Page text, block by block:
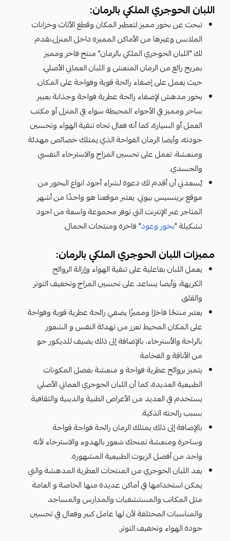
اللبان الحوجري الملكي بالرمان:
تبحث عن بخور مميز لتعطير المكان وقطع الأثاث وخزانات
الملابس وغيرها من الأماكن المميزة داخل المنزل،نقدم
لك "اللبان الحوجري الملكي بالرمان" منتج فاخر ومميز
بمزيج رائع من الرمان المنعش و اللبان العماني الأصلي،
حيث يعمل على إضفاء رائحة قوية وفواحة على المكان.
بخور مدهش لإضفاء رائحة عطرية فواحة وجذابة بعبير
ساحر ومميز في الأجواء المحيطة سواء في المنزل أو مكتب
العمل أو السيارة، كما أنه فعال تجاه تنقية الهواء وتحسين
جودته، وأيضا الرمان الفواحة الذي يمتلك خصائص مهدئة
ومنعشة، تعمل على تحسين المزاج والاسترخاء النفسي
والجسدي.
يُسعدني أن أقدم لك دعوة لشراء أجود انواع البخور من
موقع برينسيس بيوتي. يعتبر موقعنا هو واحدًا من أشهر
المتاجر عبر الإنترنت التي توفر مجموعة واسعة من اجود
تشكيلة "بخور وعود" فاخرة ومنتجات الجمال.
مميزات اللبان الحوجري الملكي بالرمان:
يعمل اللبان بفاعلية على تنقية الهواء وإزالة الروائح
الكريهة، وأيضا يساعد على تحسين المزاج وتخفيف التوتر
والقلق.
يعتبر منتجًا فاخرًا ومميزًا يضفي رائحة عطرية قوية وفواحة
على المكان المحيط تعزز من تهدئة النفس و الشعور
بالراحة والأسترخاء، بالإضافة إلى ذلك يضيف للديكور جو
من الأناقة و الفخامة
يتميز بروائح عطرية فواحة و منعشة بفضل المكونات
الطبيعية العديدة، كما أن اللبان الحوجري العماني الأصلي
يستخدم في العديد من الأغراض الطبية والدينية والثقافية
بسبب رائحته الذكية.
بالإضافة إلى ذلك يمتلك الرمان رائحة فواحة فواحة
وساحرة ومنعشة تمنحك شعور بالهدوء والاسترخاء لأنه
واحد من أفضل الزيوت الطبيعية المشهورة.
يعد اللبان الحوجري من المنتجات العطرية المدهشة والتي
يمكن استخدامها في أماكن عديدة منها الخاصة و العامة
مثل المكاتب والمستشفيات والمدارس والمساجد
والمناسبات المختلفة لأن لها عامل كبير وفعال في تحسين
جودة الهواء وتخفيف التوتر.